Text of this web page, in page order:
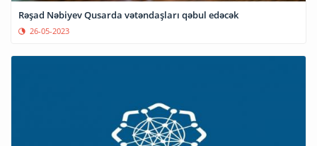
Rəşad Nəbiyev Qusarda vətəndaşları qəbul edəcək
26-05-2023